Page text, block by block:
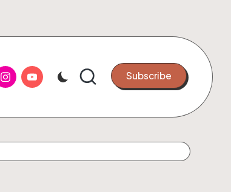
youtube.com Subscribe